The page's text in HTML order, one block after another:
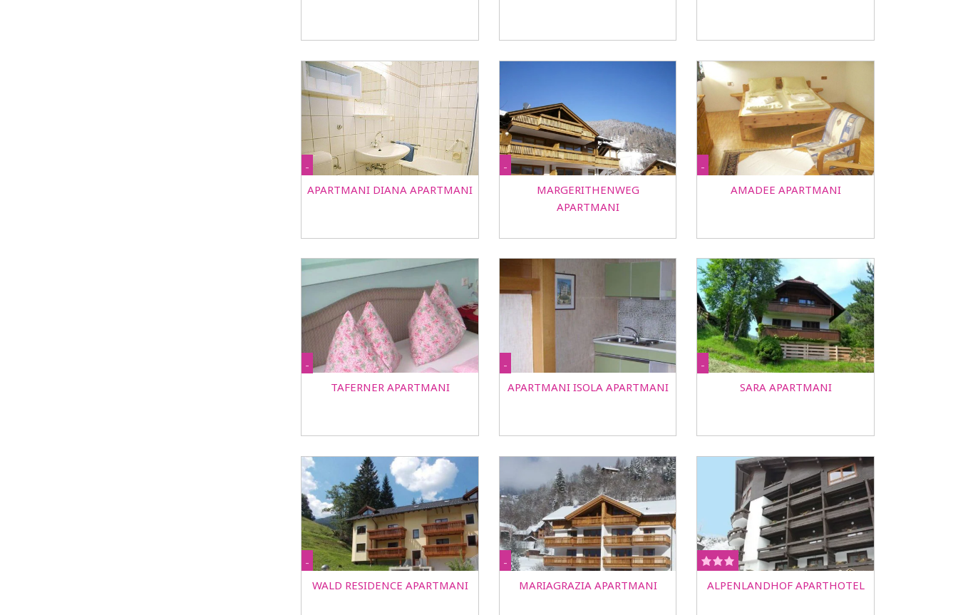
-
APARTMANI DIANA APARTMANI
-
MARGERITHENWEG
APARTMANI
-
AMADEE APARTMANI
-
TAFERNER APARTMANI
-
APARTMANI ISOLA APARTMANI
-
SARA APARTMANI
-
WALD RESIDENCE APARTMANI
-
MARIAGRAZIA APARTMANI
ALPENLANDHOF APARTHOTEL